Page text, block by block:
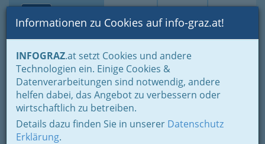
Suche Login Toggle
Informationen zu Cookies auf info-graz.at!
INFOGRAZ.at setzt Cookies und andere
Technologien ein. Einige Cookies &
Datenverarbeitungen sind notwendig, andere
helfen dabei, das Angebot zu verbessern oder
wirtschaftlich zu betreiben.
Details dazu finden Sie in unserer Datenschutz
Erklärung.
Home Branchen
Gewerbe, Handwerk, Banken
Gewerbe & Handwerk, Gliederung der WKO
Nahrungs- & Genussmittelgewerbe
Mosterzeuger
Mosterzeuger